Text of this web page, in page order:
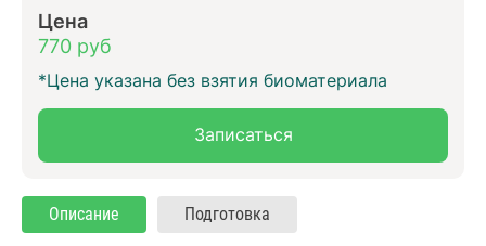
Цена
770 руб
*Цена указана без взятия биоматериала
Записаться
Описание Подготовка